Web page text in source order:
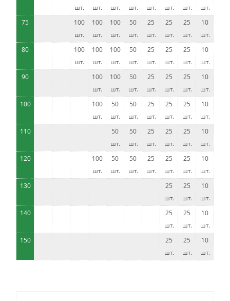
шт.
шт.
шт.
шт.
шт.
шт.
шт.
шт.
75
100
шт.
100
шт.
100
шт.
50
шт.
25
шт.
25
шт.
25
шт.
10
шт.
80
100
шт.
100
шт.
100
шт.
50
шт.
25
шт.
25
шт.
25
шт.
10
шт.
90
100
шт.
100
шт.
50
шт.
25
шт.
25
шт.
25
шт.
10
шт.
100
100
шт.
50
шт.
50
шт.
25
шт.
25
шт.
25
шт.
10
шт.
110
50
шт.
50
шт.
25
шт.
25
шт.
25
шт.
10
шт.
120
100
шт.
50
шт.
50
шт.
25
шт.
25
шт.
25
шт.
10
шт.
130
25
шт.
25
шт.
10
шт.
140
25
шт.
25
шт.
10
шт.
150
25
шт.
25
шт.
10
шт.